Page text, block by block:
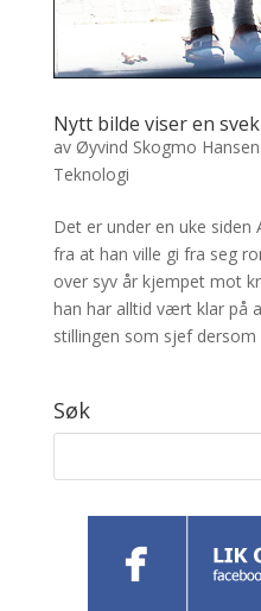
Nytt bilde viser en
av Øyvind Skogmo Hansen
Teknologi
Det er under en uke siden
fra at han ville gi fra seg
over syv år kjempet mot
han har alltid vært klar på
stillingen som sjef dersom
Søk